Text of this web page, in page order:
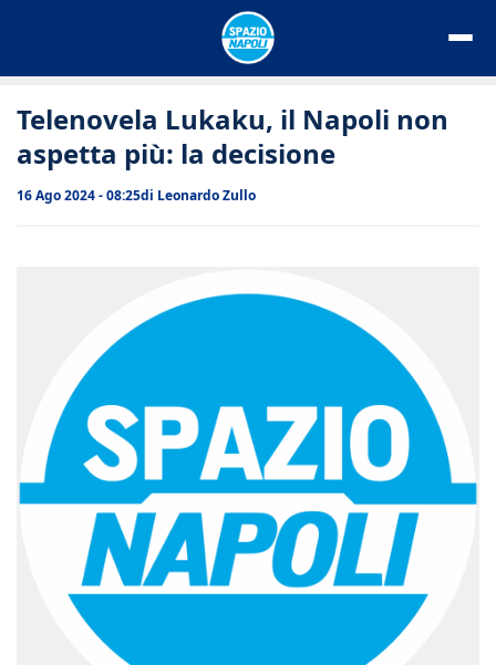
Telenovela Lukaku, il Napoli non
aspetta più: la decisione
16 Ago 2024 - 08:25di Leonardo Zullo